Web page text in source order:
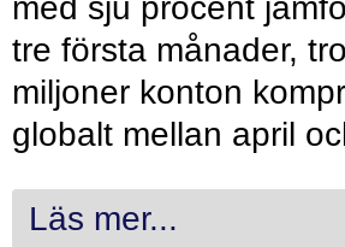
med sju procent
tre första månader,
miljoner konton
globalt mellan april
Läs mer...